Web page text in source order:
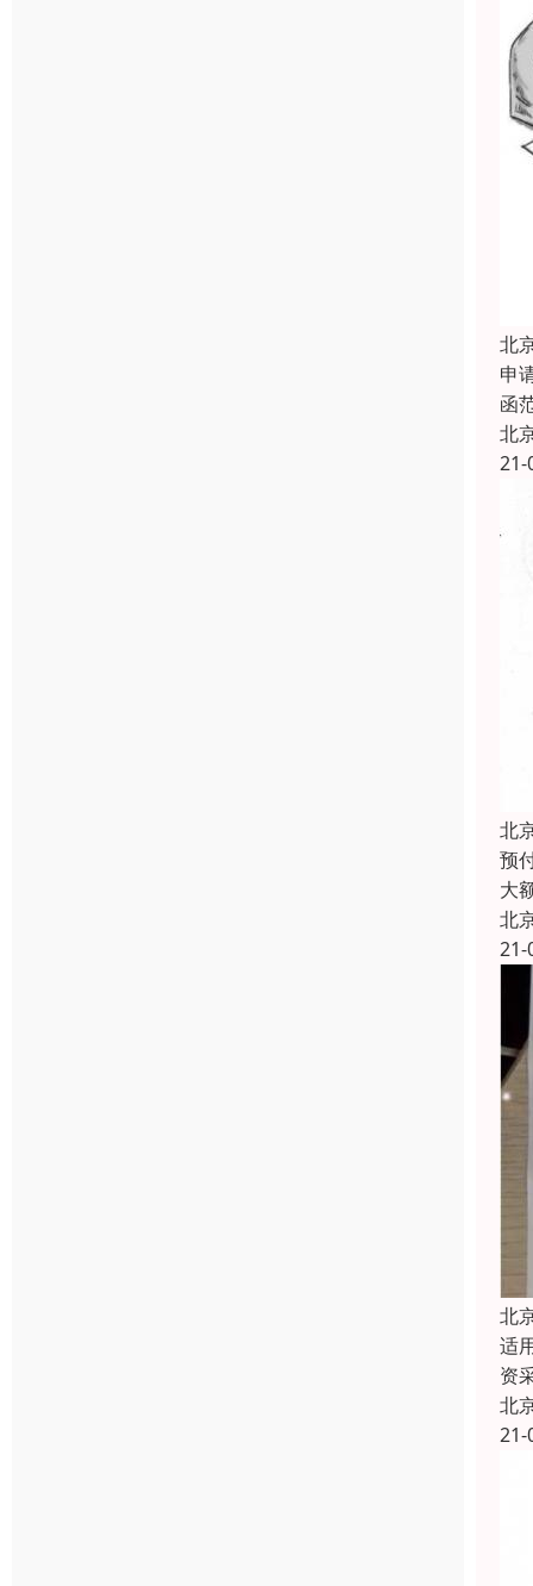
北
申
函
北
21-
北
预
大
北
21-
北
适
资
北
21-